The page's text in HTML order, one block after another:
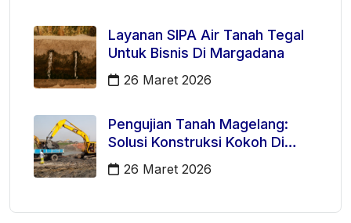
Layanan SIPA Air Tanah Tegal
Untuk Bisnis Di Margadana
26 Maret 2026
Pengujian Tanah Magelang:
Solusi Konstruksi Kokoh Di
Mertoyudan
26 Maret 2026